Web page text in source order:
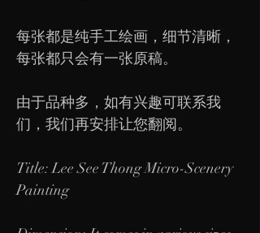
每张都是纯手工绘画，细节清晰，
每张都只会有一张原稿。
由于品种多，如有兴趣可联系我
们，我们再安排让您翻阅。
Title: Lee See Thong Micro-Scenery
Painting